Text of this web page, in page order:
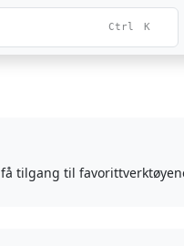
Ctrl K
tilgang til